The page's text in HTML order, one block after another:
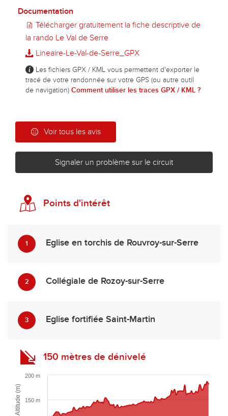
Documentation
Télécharger gratuitement la fiche descriptive de
la rando Le Val de Serre
Lineaire-Le-Val-de-Serre_GPX
Les fichiers GPX / KML vous permettent d'exporter le
tracé de votre randonnée sur votre GPS (ou autre outil
de navigation) Comment utiliser les traces GPX / KML ?
Voir tous les avis
Signaler un problème sur le circuit
Points d'intérêt
1 Eglise en torchis de Rouvroy-sur-Serre
2 Collégiale de Rozoy-sur-Serre
3 Eglise fortifiée Saint-Martin
150 mètres de dénivelé
Altitude (m) 150 m
200 m